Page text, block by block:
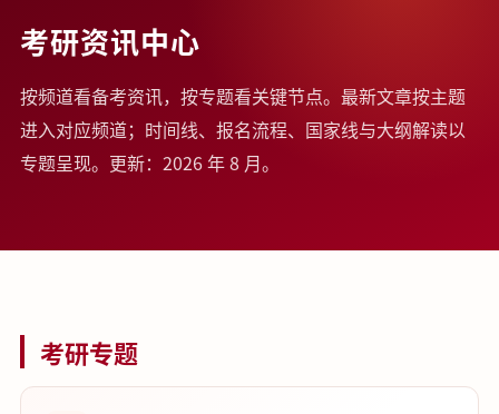
考研资讯中心
按频道看备考资讯，按专题看关键节点。最新文章按主题
进入对应频道；时间线、报名流程、国家线与大纲解读以
专题呈现。更新：2026 年 8 月。
考研专题